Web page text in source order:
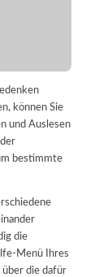
können Sie
und Auslesen
bestimmte
die
Menü Ihres
die dafür